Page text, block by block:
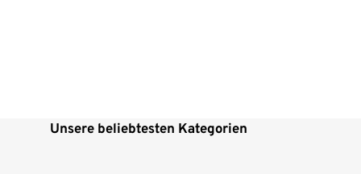
Unsere beliebtesten Kategorien